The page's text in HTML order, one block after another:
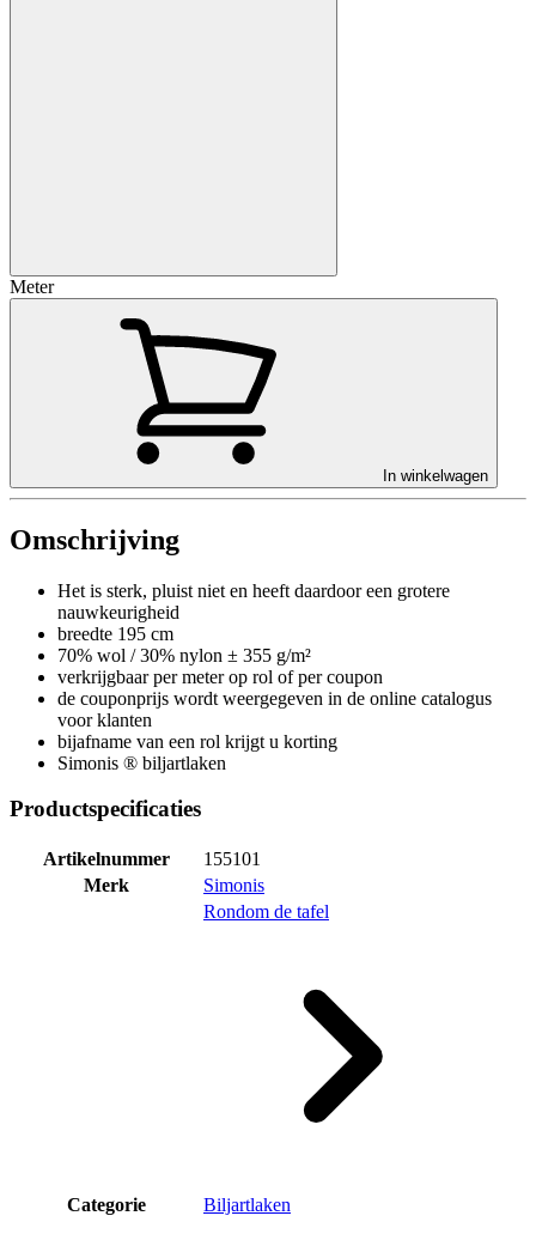
Meter
In winkelwagen
Omschrijving
Het is sterk, pluist niet en heeft daardoor een grotere
nauwkeurigheid
breedte 195 cm
70% wol / 30% nylon ± 355 g/m²
verkrijgbaar per meter op rol of per coupon
de couponprijs wordt weergegeven in de online catalogus
voor klanten
bijafname van een rol krijgt u korting
Simonis ® biljartlaken
Productspecificaties
Artikelnummer
155101
Merk
Simonis
Categorie
Rondom de tafel
Biljartlaken